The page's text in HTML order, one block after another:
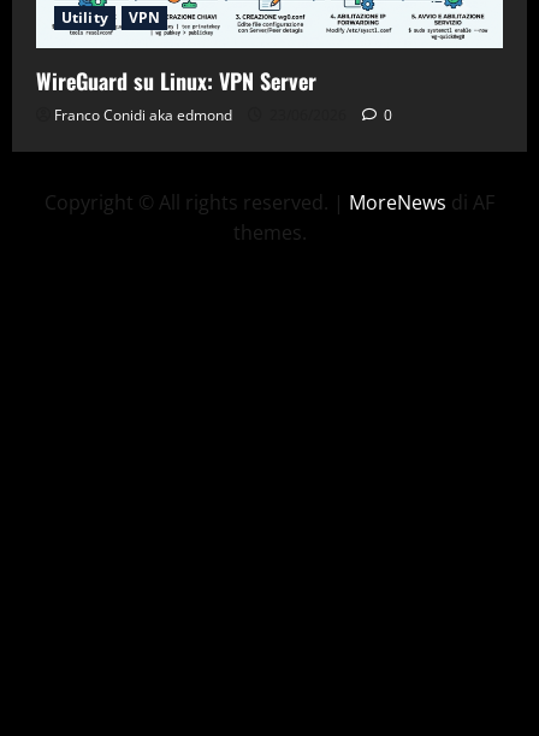
Utility
VPN
WireGuard su Linux: VPN Server
Franco Conidi aka edmond 0
Copyright © All rights reserved. | MoreNews di AF
themes.